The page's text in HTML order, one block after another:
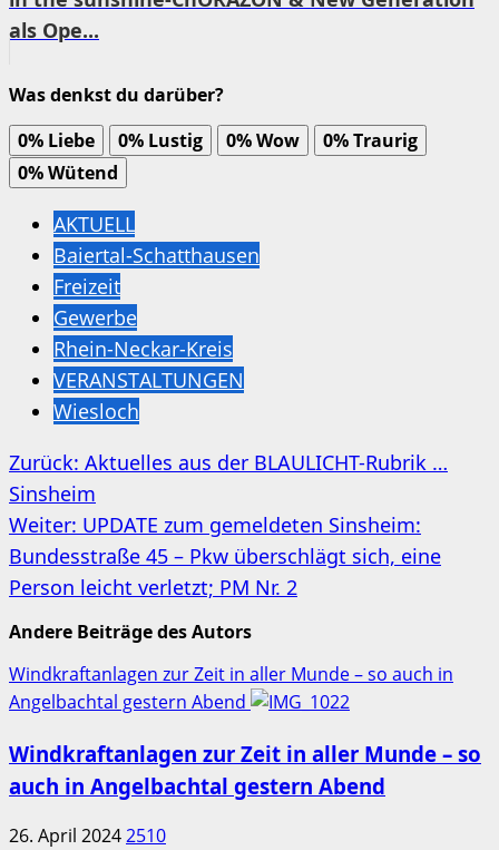
als Ope...
Was denkst du darüber?
0% Liebe 0% Lustig 0%Wow 0%Traurig
0%Wütend
AKTUELL
Baiertal-Schatthausen
Freizeit
Gewerbe
Rhein-Neckar-Kreis
VERANSTALTUNGEN
Wiesloch
Beitragsnavigation
Zurück: Aktuelles aus der BLAULICHT-Rubrik …
Sinsheim
Weiter: UPDATE zum gemeldeten Sinsheim:
Bundesstraße 45 – Pkw überschlägt sich, eine
Person leicht verletzt; PM Nr. 2
Andere Beiträge des Autors
Windkraftanlagen zur Zeit in aller Munde – so auch in
Angelbachtal gestern Abend
Windkraftanlagen zur Zeit in aller Munde – so
auch in Angelbachtal gestern Abend
26. April 20242510